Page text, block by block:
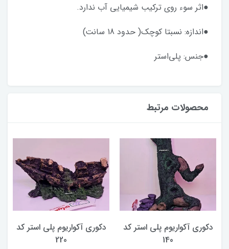
●اثر سوء روی ترکیب شیمیایی آب ندارد.
●اندازه: نسبتا کوچک( حدود 18 سانت)
●جنس: پلی‌استر
محصولات مرتبط
دکوری آکواریوم پلی استر کد
140
دکوری آکواریوم پلی استر کد
220